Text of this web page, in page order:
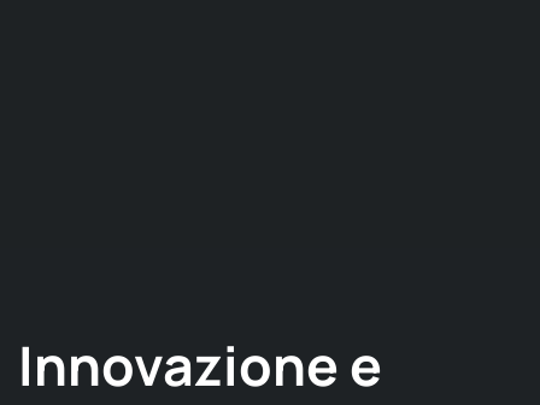
Innovazione e